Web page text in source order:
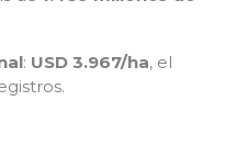
: USD 3.967/ha, el